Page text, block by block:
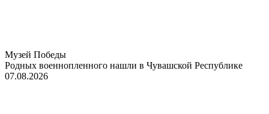
Музей Победы
Родных военнопленного нашли в Чувашской Республике
07.08.2026